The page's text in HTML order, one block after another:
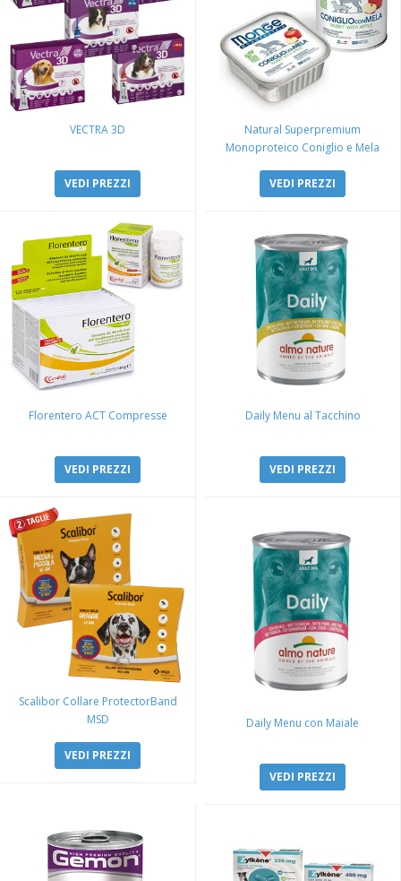
VECTRA 3D
VEDI PREZZI
Natural Superpremium
Monoproteico Coniglio e Mela
VEDI PREZZI
Florentero ACT Compresse
VEDI PREZZI
Daily Menu al Tacchino
VEDI PREZZI
Scalibor Collare ProtectorBand
MSD
VEDI PREZZI
Daily Menu con Maiale
VEDI PREZZI